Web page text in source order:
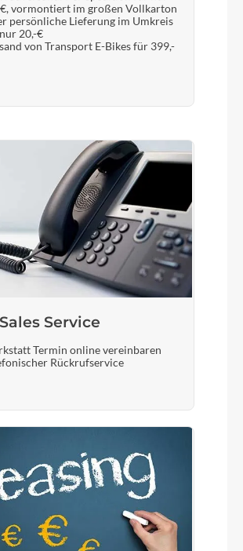
vormontiert im großen Vollkarton
persönliche Lieferung im Umkreis
20,-€
von Transport E-Bikes für 399,-
Service
Termin online vereinbaren
Rückrufservice